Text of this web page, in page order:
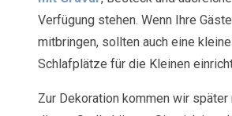
Verfügung stehen. Wenn Ihre
mitbringen, sollten auch eine
Schlafplätze für die Kleinen
Zur Dekoration kommen wir später